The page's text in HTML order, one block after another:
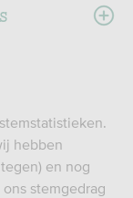
hebben
en nog
stemgedrag